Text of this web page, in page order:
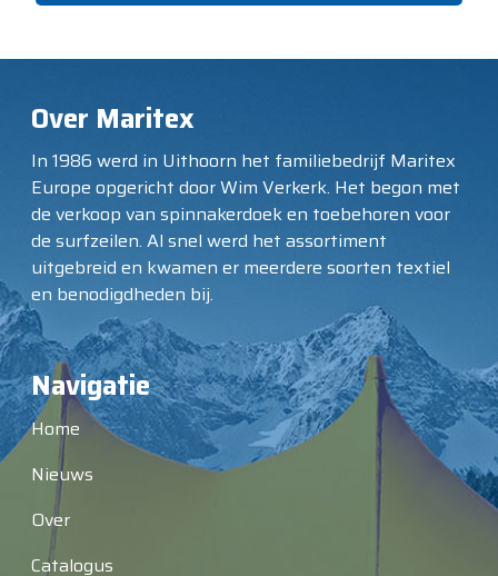
Over Maritex
In 1986 werd in Uithoorn het familiebedrijf Maritex
Europe opgericht door Wim Verkerk. Het begon met
de verkoop van spinnakerdoek en toebehoren voor
de surfzeilen. Al snel werd het assortiment
uitgebreid en kwamen er meerdere soorten textiel
en benodigdheden bij.
Navigatie
Home
Nieuws
Over
Catalogus